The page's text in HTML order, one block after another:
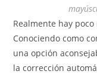
Realmente hay
Conociendo como
una opción
la corrección